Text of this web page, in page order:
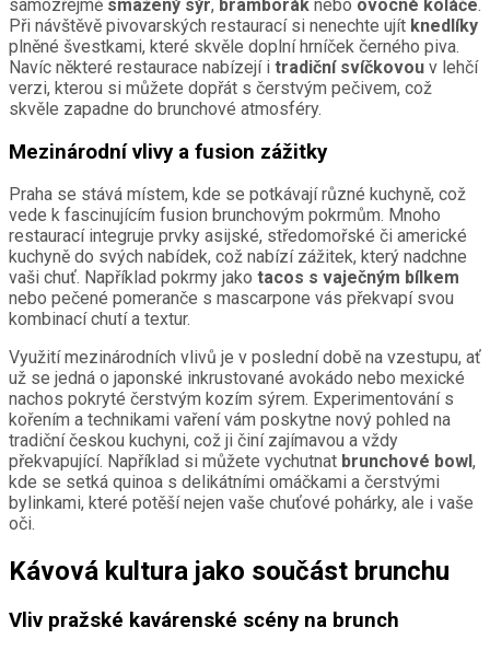
samozřejmě smažený sýr, bramborák nebo ovocné koláče.
Při návštěvě pivovarských restaurací si nenechte ujít knedlíky
plněné švestkami, které skvěle doplní hrníček černého piva.
Navíc některé restaurace nabízejí i tradiční svíčkovou v lehčí
verzi, kterou si můžete dopřát s čerstvým pečivem, což
skvěle zapadne do brunchové atmosféry.
Mezinárodní vlivy a fusion zážitky
Praha se stává místem, kde se potkávají různé kuchyně, což
vede k fascinujícím fusion brunchovým pokrmům. Mnoho
restaurací integruje prvky asijské, středomořské či americké
kuchyně do svých nabídek, což nabízí zážitek, který nadchne
vaši chuť. Například pokrmy jako tacos s vaječným bílkem
nebo pečené pomeranče s mascarpone vás překvapí svou
kombinací chutí a textur.
Využití mezinárodních vlivů je v poslední době na vzestupu, ať
už se jedná o japonské inkrustované avokádo nebo mexické
nachos pokryté čerstvým kozím sýrem. Experimentování s
kořením a technikami vaření vám poskytne nový pohled na
tradiční českou kuchyni, což ji činí zajímavou a vždy
překvapující. Například si můžete vychutnat brunchové bowl ,
kde se setká quinoa s delikátními omáčkami a čerstvými
bylinkami, které potěší nejen vaše chuťové pohárky, ale i vaše
oči.
Kávová kultura jako součást brunchu
Vliv pražské kavárenské scény na brunch